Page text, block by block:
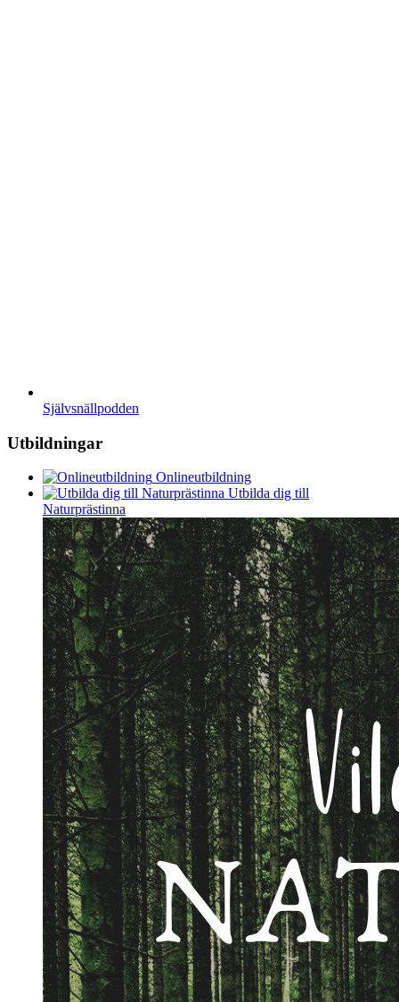
Självsnällpodden
Utbildningar
Onlineutbildning
Utbilda dig till
Naturprästinna